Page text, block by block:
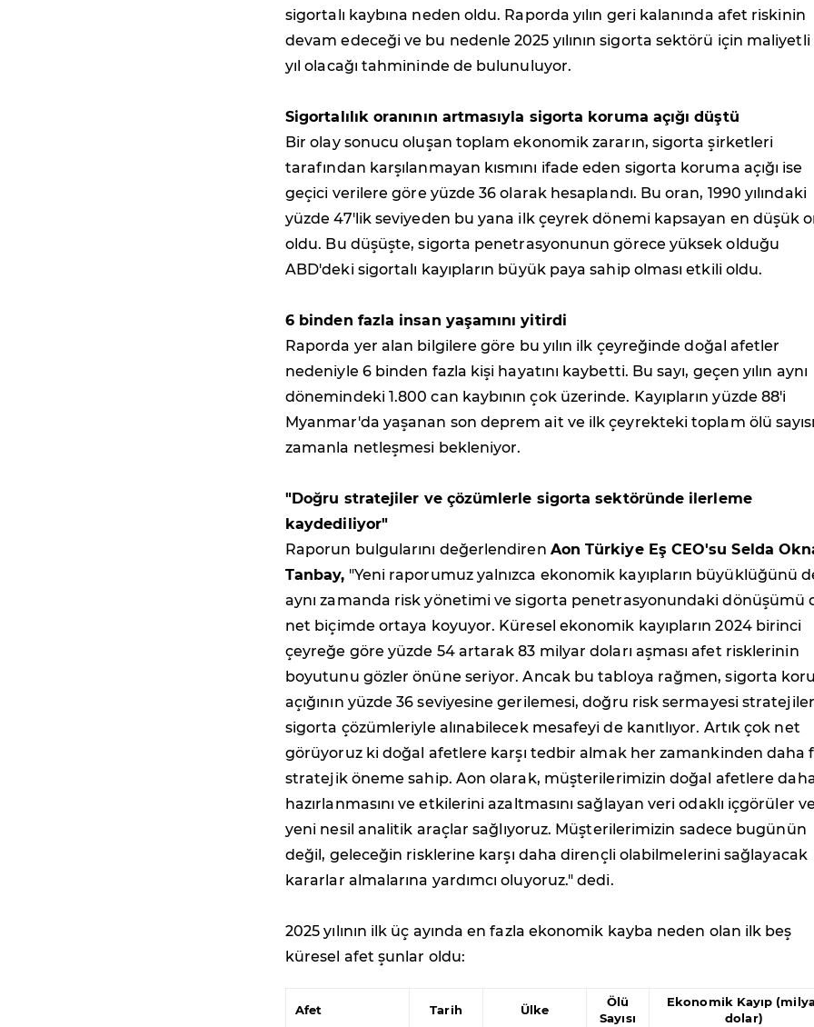
sigortalı kaybına neden oldu. Raporda yılın geri kalanında afet riskinin
devam edeceği ve bu nedenle 2025 yılının sigorta sektörü için maliyetli
yıl olacağı tahmininde de bulunuluyor.
Sigortalılık oranının artmasıyla sigorta koruma açığı düştü
Bir olay sonucu oluşan toplam ekonomik zararın, sigorta şirketleri
tarafından karşılanmayan kısmını ifade eden sigorta koruma açığı ise
geçici verilere göre yüzde 36 olarak hesaplandı. Bu oran, 1990 yılındaki
yüzde 47'lik seviyeden bu yana ilk çeyrek dönemi kapsayan en düşük
oldu. Bu düşüşte, sigorta penetrasyonunun görece yüksek olduğu
ABD'deki sigortalı kayıpların büyük paya sahip olması etkili oldu.
6 binden fazla insan yaşamını yitirdi
Raporda yer alan bilgilere göre bu yılın ilk çeyreğinde doğal afetler
nedeniyle 6 binden fazla kişi hayatını kaybetti. Bu sayı, geçen yılın aynı
dönemindeki 1.800 can kaybının çok üzerinde. Kayıpların yüzde 88'i
Myanmar'da yaşanan son deprem ait ve ilk çeyrekteki toplam ölü
zamanla netleşmesi bekleniyor.
"Doğru stratejiler ve çözümlerle sigorta sektöründe ilerleme
kaydediliyor"
Raporun bulgularını değerlendiren Aon Türkiye Eş CEO'su Selda
Tanbay, "Yeni raporumuz yalnızca ekonomik kayıpların büyüklüğünü
aynı zamanda risk yönetimi ve sigorta penetrasyonundaki dönüşümü
net biçimde ortaya koyuyor. Küresel ekonomik kayıpların 2024 birinci
çeyreğe göre yüzde 54 artarak 83 milyar doları aşması afet risklerinin
boyutunu gözler önüne seriyor. Ancak bu tabloya rağmen, sigorta
açığının yüzde 36 seviyesine gerilemesi, doğru risk sermayesi
sigorta çözümleriyle alınabilecek mesafeyi de kanıtlıyor. Artık çok net
görüyoruz ki doğal afetlere karşı tedbir almak her zamankinden daha
stratejik öneme sahip. Aon olarak, müşterilerimizin doğal afetlere
hazırlanmasını ve etkilerini azaltmasını sağlayan veri odaklı içgörüler ve
yeni nesil analitik araçlar sağlıyoruz. Müşterilerimizin sadece bugünün
değil, geleceğin risklerine karşı daha dirençli olabilmelerini sağlayacak
kararlar almalarına yardımcı oluyoruz." dedi.
2025 yılının ilk üç ayında en fazla ekonomik kayba neden olan ilk beş
küresel afet şunlar oldu:
Afet Tarih Ülke
Ölü
Sayısı
Ekonomik Kayıp
dolar)